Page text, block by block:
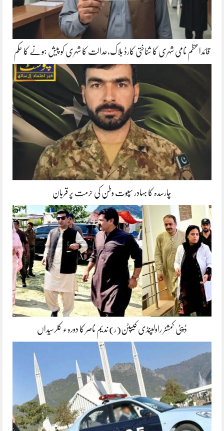
قائداعظم نامی شہری کا شناختی کارڈ بلاک،عدالت کا شہری کو پیش ہونے کا حکم
چارسدہ کا بہادر سپوت وطن کی حرمت پر قربان
ڈپٹی کمشنر راولپنڈی کیپٹن(ر) ندیم ناصر کا دورہء کلرسیداں